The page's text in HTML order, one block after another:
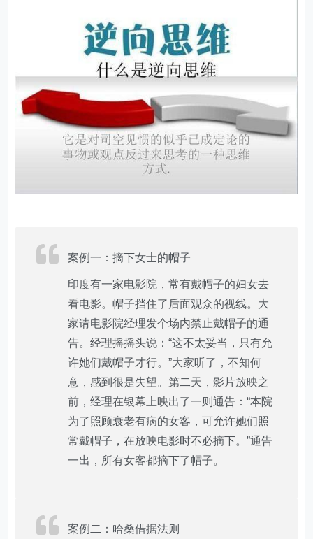
案例一：摘下女士的帽子
印度有一家电影院，常有戴帽子的妇女去
看电影。帽子挡住了后面观众的视线。大
家请电影院经理发个场内禁止戴帽子的通
告。经理摇摇头说：“这不太妥当，只有允
许她们戴帽子才行。”大家听了，不知何
意，感到很是失望。第二天，影片放映之
前，经理在银幕上映出了一则通告：“本院
为了照顾衰老有病的女客，可允许她们照
常戴帽子，在放映电影时不必摘下。”通告
一出，所有女客都摘下了帽子。
案例二：哈桑借据法则